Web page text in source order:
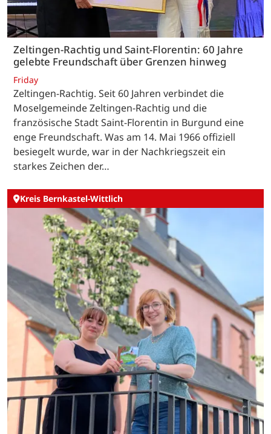
Zeltingen-Rachtig und Saint-Florentin: 60 Jahre
gelebte Freundschaft über Grenzen hinweg
Friday
Zeltingen-Rachtig. Seit 60 Jahren verbindet die
Moselgemeinde Zeltingen-Rachtig und die
französische Stadt Saint-Florentin in Burgund eine
enge Freundschaft. Was am 14. Mai 1966 offiziell
besiegelt wurde, war in der Nachkriegszeit ein
starkes Zeichen der…
Kreis Bernkastel-Wittlich